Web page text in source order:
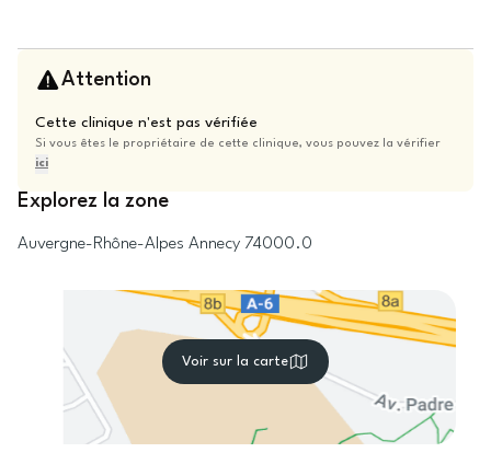
Attention
Cette clinique n'est pas vérifiée
Si vous êtes le propriétaire de cette clinique, vous pouvez la vérifier
ici
Explorez la zone
Auvergne-Rhône-Alpes Annecy 74000.0
Voir sur la carte